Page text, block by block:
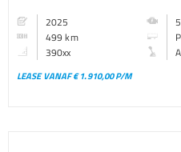
2025
499 km
390xx
LEASE VANAF € 1.910,00 P/M